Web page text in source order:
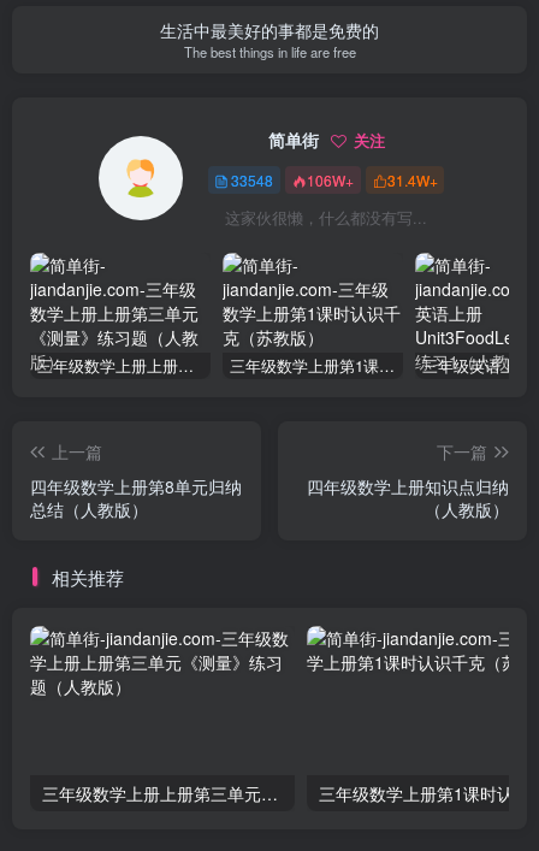
生活中最美好的事都是免费的
The best things in life are free
简单街 关注
33548 106W+ 31.4W+
这家伙很懒，什么都没有写...
三年级数学上册上册第三单元《测量》练习题（人教版） 三年级数学上册第1课时认识千克（苏教版）
上一篇
四年级数学上册第8单元归纳
总结（人教版）
下一篇
四年级数学上册知识点归纳
（人教版）
相关推荐
三年级数学上册上册第三单元《测量》练习题（人教版）